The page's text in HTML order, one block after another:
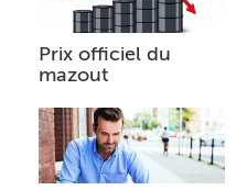
Prix officiel du
mazout